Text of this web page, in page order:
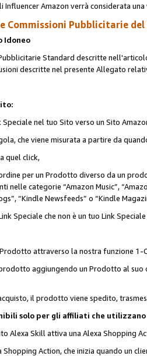
Influencer Amazon verrà considerata
Commissioni Pubblicitarie
Idoneo
Standard descritte
descritte nel presente Allegato
nel tuo Sito verso un Sito
che viene misurata a partire da
quel click,
per un Prodotto diverso da un
nelle categorie “Amazon Music”,
“Kindle Newsfeeds” o “Kindle
Speciale che non è un tuo Link
attraverso la nostra funzione 1-
aggiungendo un Prodotto al
il prodotto viene spedito,
solo per gli affiliati che
Alexa Skill attiva una Alexa Shopping
Action, che inizia quando un